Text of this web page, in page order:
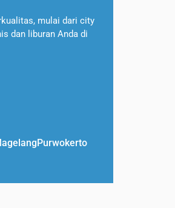
mulai dari city
dan liburan Anda di
Purwokerto